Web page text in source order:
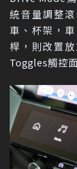
統音量調整
車、杯架，
桿，則改置
Toggles觸控